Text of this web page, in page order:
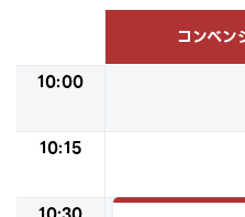
10:00
10:15
コンベン